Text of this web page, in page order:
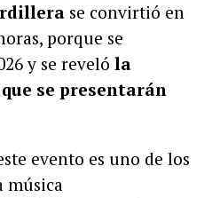
se convirtió en
porque se
y se reveló la
se presentarán
evento es uno de los
música